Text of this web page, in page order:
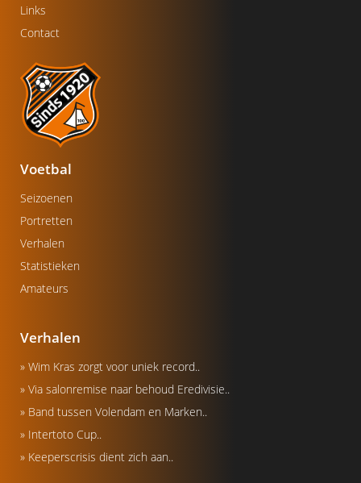
Links
Contact
Voetbal
Seizoenen
Portretten
Verhalen
Statistieken
Amateurs
Verhalen
» Wim Kras zorgt voor uniek record..
» Via salonremise naar behoud Eredivisie..
» Band tussen Volendam en Marken..
» Intertoto Cup..
» Keeperscrisis dient zich aan..